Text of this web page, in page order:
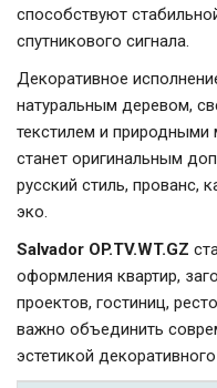
способствуют
спутникового сигнала.
Декоративное
натуральным деревом,
текстилем и природными
станет оригинальным
русский стиль, прованс,
эко.
Salvador OP.TV.WT.GZ
оформления квартир,
проектов, гостиниц,
важно объединить
эстетикой